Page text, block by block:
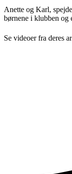
Anette og Karl,
børnene i klubben og
Se videoer fra deres